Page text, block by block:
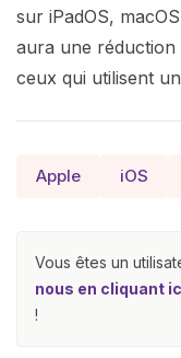
sur iPadOS,
aura une
ceux qui utilisent
Apple iOS
Vous êtes un
nous en cliquant
!